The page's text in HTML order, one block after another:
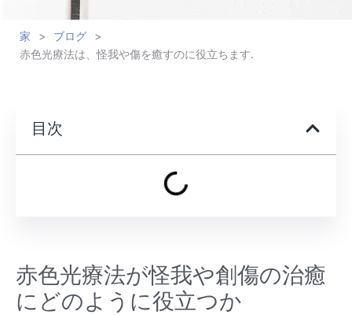
家 > ブログ
>
赤色光療法は、怪我や傷を癒すのに役立ちます.
目次
赤色光療法が怪我や創傷の治癒
にどのように役立つか